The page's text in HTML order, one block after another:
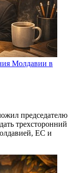
Молдавии в
председателю
трехсторонний
ЕС и